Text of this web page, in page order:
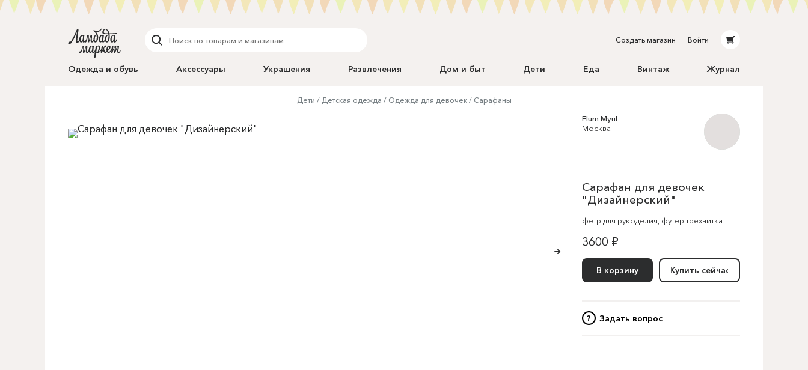
Создать магазин Войти
Одежда и обувь Аксессуары Украшения Развлечения Дом и быт Дети Еда Винтаж Журнал
Дети Детская одежда Одежда для девочек Сарафаны
Flum Myul
Москва
Сарафан для девочек
"Дизайнерский"
фетр для рукоделия футер трехнитка
3600 ₽
В корзину Купить сейчас
? Задать вопрос